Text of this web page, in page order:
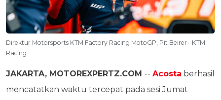
Direktur Motorsports KTM Factory Racing MotoGP, Pit Beirer--KTM
Racing
JAKARTA, MOTOREXPERTZ.COM -- Acosta berhasil
mencatatkan waktu tercepat pada sesi Jumat